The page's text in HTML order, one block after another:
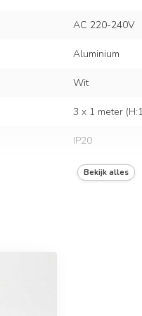
AC 220-240V
Aluminium
Wit
3 x 1 meter
IP20
Exclusief
Bekijk alles